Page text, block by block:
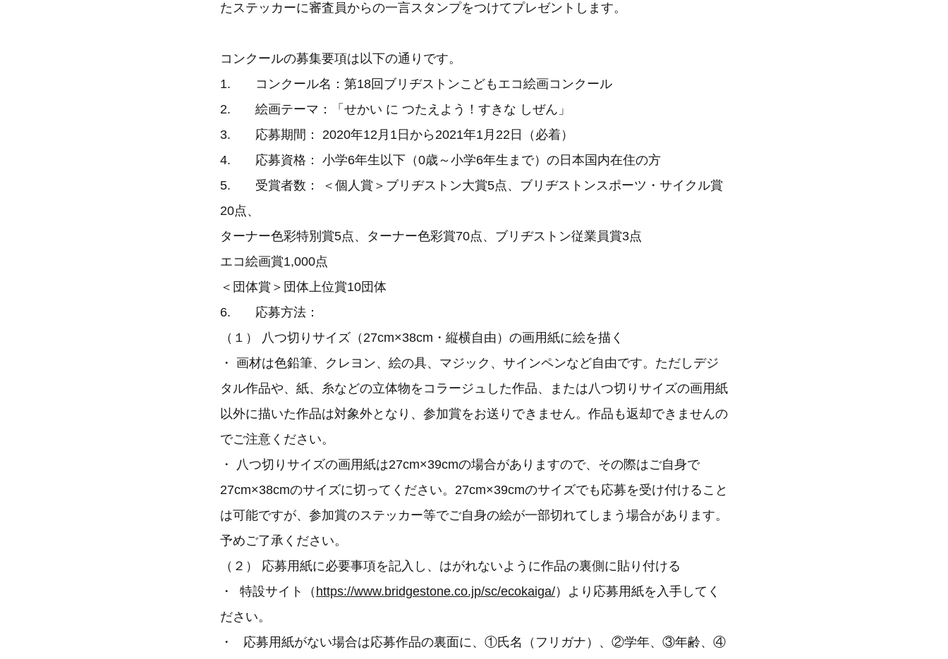
たステッカーに審査員からの一言スタンプをつけてプレゼントします。
コンクールの募集要項は以下の通りです。
1. コンクール名：第18回ブリヂストンこどもエコ絵画コンクール
2. 絵画テーマ：「せかい に つたえよう！すきな しぜん」
3. 応募期間： 2020年12月1日から2021年1月22日（必着）
4. 応募資格： 小学6年生以下（0歳～小学6年生まで）の日本国内在住の方
5. 受賞者数： ＜個人賞＞ブリヂストン大賞5点、ブリヂストンスポーツ・サイクル賞
20点、
ターナー色彩特別賞5点、ターナー色彩賞70点、ブリヂストン従業員賞3点
エコ絵画賞1,000点
＜団体賞＞団体上位賞10団体
6. 応募方法：
（１） 八つ切りサイズ（27cm×38cm・縦横自由）の画用紙に絵を描く
・ 画材は色鉛筆、クレヨン、絵の具、マジック、サインペンなど自由です。ただしデジ
タル作品や、紙、糸などの立体物をコラージュした作品、または八つ切りサイズの画用紙
以外に描いた作品は対象外となり、参加賞をお送りできません。作品も返却できませんの
でご注意ください。
・ 八つ切りサイズの画用紙は27cm×39cmの場合がありますので、その際はご自身で
27cm×38cmのサイズに切ってください。27cm×39cmのサイズでも応募を受け付けること
は可能ですが、参加賞のステッカー等でご自身の絵が一部切れてしまう場合があります。
予めご了承ください。
（２） 応募用紙に必要事項を記入し、はがれないように作品の裏側に貼り付ける
・ 特設サイト（ https://www.bridgestone.co.jp/sc/ecokaiga/）より応募用紙を入手してく
ださい。
・ 応募用紙がない場合は応募作品の裏面に、①氏名（フリガナ）、②学年、③年齢、④